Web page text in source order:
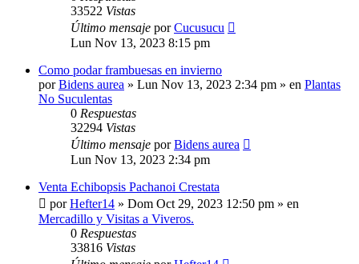
33522 Vistas
Último mensaje porCucusucu
Lun Nov 13, 2023 8:15 pm
Como podar frambuesas en invierno
porBidens aurea » Lun Nov 13, 2023 2:34 pm » en Plantas
No Suculentas
0 Respuestas
32294 Vistas
Último mensaje porBidens aurea
Lun Nov 13, 2023 2:34 pm
Venta Echibopsis Pachanoi Crestata
porHefter14 » Dom Oct 29, 2023 12:50 pm » en
Mercadillo y Visitas a Viveros.
0 Respuestas
33816 Vistas